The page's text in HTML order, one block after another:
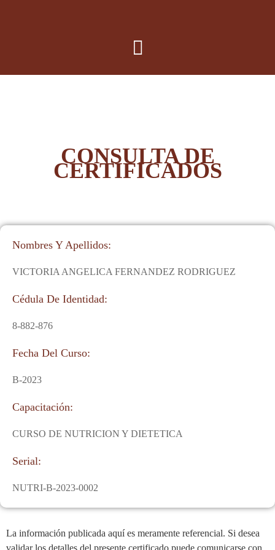
CONSULTA DE
CERTIFICADOS
Nombres Y Apellidos:
VICTORIA ANGELICA FERNANDEZ RODRIGUEZ
Cédula De Identidad:
8-882-876
Fecha Del Curso:
B-2023
Capacitación:
CURSO DE NUTRICION Y DIETETICA
Serial:
NUTRI-B-2023-0002
La información publicada aquí es meramente referencial. Si desea
validar los detalles del presente certificado puede comunicarse con